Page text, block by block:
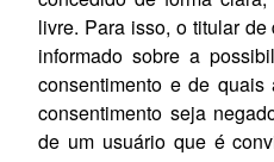
livre. Para isso, o titular
informado sobre a
consentimento e de
consentimento seja
de um usuário que é